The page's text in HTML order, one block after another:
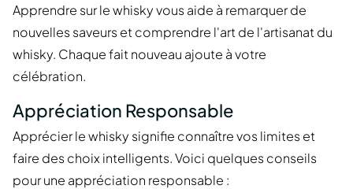
Apprendre sur le whisky vous aide à remarquer de
nouvelles saveurs et comprendre l'art de l'artisanat du
whisky. Chaque fait nouveau ajoute à votre
célébration.
Appréciation Responsable
Apprécier le whisky signifie connaître vos limites et
faire des choix intelligents. Voici quelques conseils
pour une appréciation responsable :